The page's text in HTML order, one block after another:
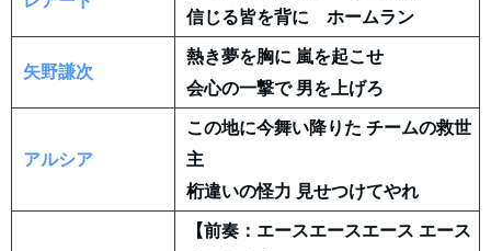
信じる皆を背に ホームラン
矢野謙次
熱き夢を胸に 嵐を起こせ
会心の一撃で 男を上げろ
アルシア
この地に今舞い降りた チームの救世
主
桁違いの怪力 見せつけてやれ
【前奏：エースエースエース エース